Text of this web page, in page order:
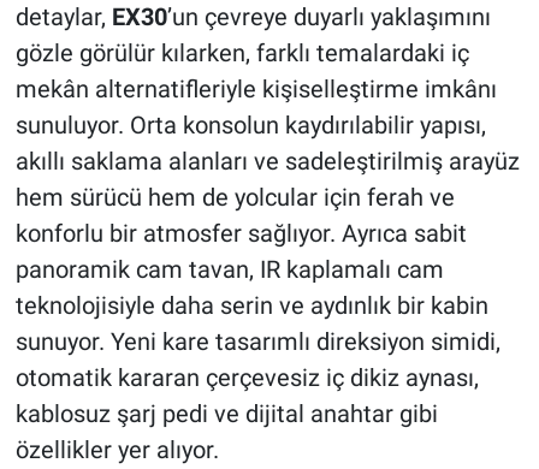
detaylar, EX30’un çevreye duyarlı yaklaşımını
gözle görülür kılarken, farklı temalardaki iç
mekân alternatifleriyle kişiselleştirme imkânı
sunuluyor. Orta konsolun kaydırılabilir yapısı,
akıllı saklama alanları ve sadeleştirilmiş arayüz
hem sürücü hem de yolcular için ferah ve
konforlu bir atmosfer sağlıyor. Ayrıca sabit
panoramik cam tavan, IR kaplamalı cam
teknolojisiyle daha serin ve aydınlık bir kabin
sunuyor. Yeni kare tasarımlı direksiyon simidi,
otomatik kararan çerçevesiz iç dikiz aynası,
kablosuz şarj pedi ve dijital anahtar gibi
özellikler yer alıyor.